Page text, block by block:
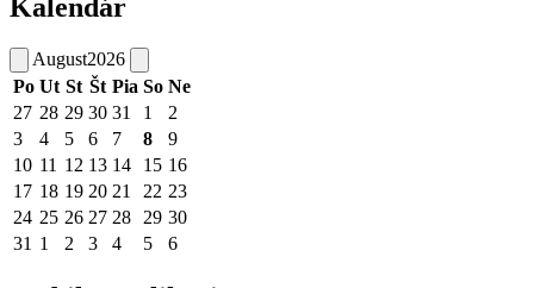
Kalendár
August2026
Po Ut St Št Pia So Ne
27 28 29 30 31 1
2
3
4 5 6 7 8
9
10 11 12 13 14 15 16
17 18 19 20 21 22 23
24 25 26 27 28 29 30
31 1 2 3 4 5 6